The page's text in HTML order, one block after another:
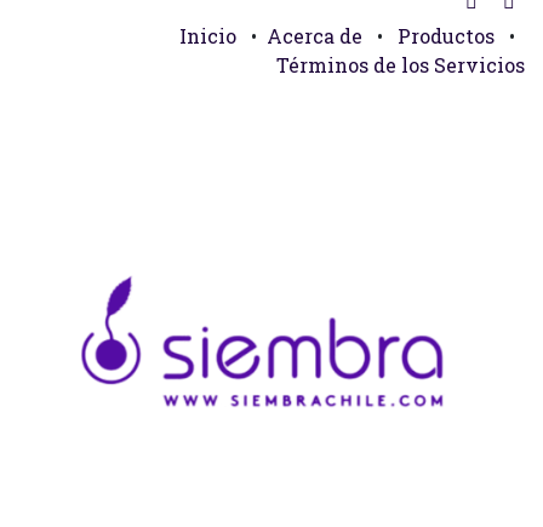
Inicio • Acerca de • Productos
•
Términos de los Servicios